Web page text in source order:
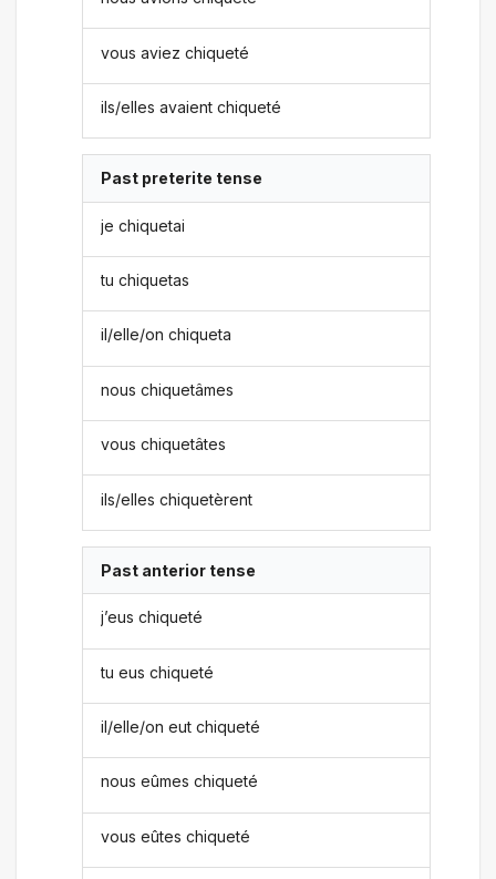
vous aviez chiqueté
ils/elles avaient chiqueté
Past preterite tense
je chiquetai
tu chiquetas
il/elle/on chiqueta
nous chiquetâmes
vous chiquetâtes
ils/elles chiquetèrent
Past anterior tense
j’eus chiqueté
tu eus chiqueté
il/elle/on eut chiqueté
nous eûmes chiqueté
vous eûtes chiqueté